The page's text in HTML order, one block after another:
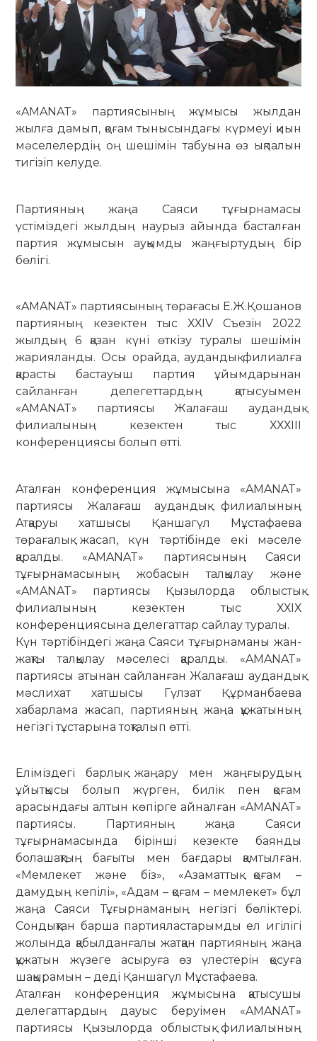
«AMANAT» партиясының жұмысы жылдан
жылға дамып, қоғам тынысындағы күрмеуі қиын
мәселелердің оң шешімін табуына өз ықпалын
тигізіп келуде.
Партияның жаңа Саяси тұғырнамасы
үстіміздегі жылдың наурыз айында басталған
партия жұмысын ауқымды жаңғыртудың бір
бөлігі.
«AMANAT» партиясының төрағасы Е.Ж.Қошанов
партияның кезектен тыс ХХІV Съезін 2022
жылдың 6 қазан күні өткізу туралы шешімін
жарияланды. Осы орайда, аудандық филиалға
қарасты бастауыш партия ұйымдарынан
сайланған делегеттардың қатысуымен
«AMANAT» партиясы Жалағаш аудандық
филиалының кезектен тыс ХХХІІІ
конференциясы болып өтті.
Аталған конференция жұмысына «AMANAT»
партиясы Жалағаш аудандық филиалының
Атқаруы хатшысы Қаншагүл Мұстафаева
төрағалық жасап, күн тәртібінде екі мәселе
қаралды. «AMANAT» партиясының Саяси
тұғырнамасының жобасын талқылау және
«AMANAT» партиясы Қызылорда облыстық
филиалының кезектен тыс ХХІХ
конференциясына делегаттар сайлау туралы.
Күн тәртібіндегі жаңа Саяси тұғырнаманы жан-
жақты талқылау мәселесі қаралды. «AMANAT»
партиясы атынан сайланған Жалағаш аудандық
мәслихат хатшысы Гүлзат Құрманбаева
хабарлама жасап, партияның жаңа құжатының
негізгі тұстарына тоқталып өтті.
Еліміздегі барлық жаңару мен жаңғырудың
ұйытқысы болып жүрген, билік пен қоғам
арасындағы алтын көпірге айналған «AMANAT»
партиясы. Партияның жаңа Саяси
тұғырнамасында бірінші кезекте баянды
болашақтың бағыты мен бағдары қамтылған.
«Мемлекет және біз», «Азаматтық қоғам –
дамудың кепілі», «Адам – қоғам – мемлекет» бұл
жаңа Саяси Тұғырнаманың негізгі бөліктері.
Сондықтан барша партияластарымды ел игілігі
жолында қабылданғалы жатқан партияның жаңа
құжатын жүзеге асыруға өз үлестерін қосуға
шақырамын – деді Қаншагүл Мұстафаева.
Аталған конференция жұмысына қатысушы
делегаттардың дауыс беруімен «AMANAT»
партиясы Қызылорда облыстық филиалының